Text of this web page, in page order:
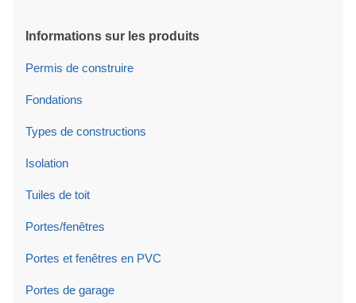
Informations sur les produits
Permis de construire
Fondations
Types de constructions
Isolation
Tuiles de toit
Portes/fenêtres
Portes et fenêtres en PVC
Portes de garage